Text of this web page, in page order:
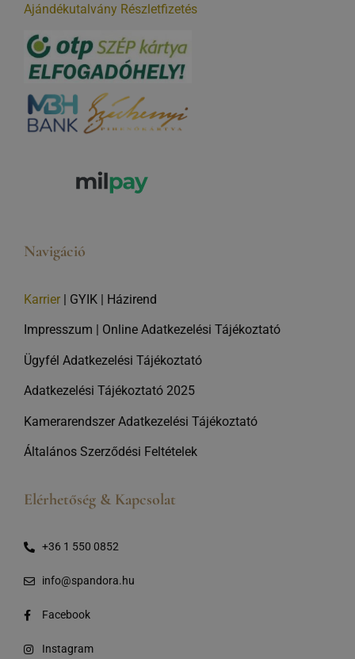
Ajándékutalvány Részletfizetés
Navigáció
Karrier | GYIK | Házirend
Impresszum Online Adatkezelési Tájékoztató
Ügyfél Adatkezelési Tájékoztató
Adatkezelési Tájékoztató 2025
Kamerarendszer Adatkezelési Tájékoztató
Általános Szerződési Feltételek
Elérhetőség & Kapcsolat
+36 1 550 0852
info@spandora.hu
Facebook
Instagram